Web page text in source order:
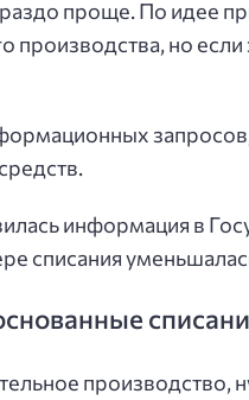
проще. По идее
производства, но если
информация в
списания
производство,